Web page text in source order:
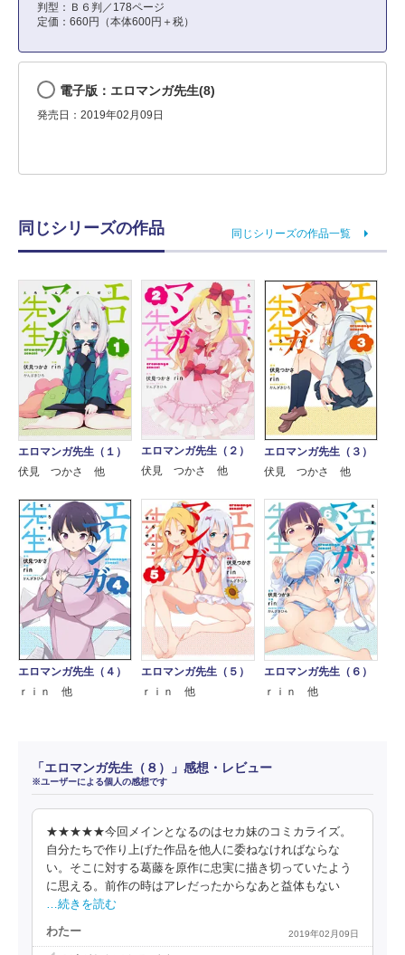
判型：Ｂ６判／178ページ
定価：660円（本体600円＋税）
電子版：エロマンガ先生(8)
発売日：2019年02月09日
同じシリーズの作品 同じシリーズの作品一覧
エロマンガ先生（１）
伏見 つかさ 他
エロマンガ先生（２）
伏見 つかさ 他
エロマンガ先生（３）
伏見 つかさ 他
エロマンガ先生（４）
ｒｉｎ 他
エロマンガ先生（５）
ｒｉｎ 他
エロマンガ先生（６）
ｒｉｎ 他
「エロマンガ先生（８）」感想・レビュー
※ユーザーによる個人の感想です
★★★★★今回メインとなるのはセカ妹のコミカライズ。
自分たちで作り上げた作品を他人に委ねなければならな
い。そこに対する葛藤を原作に忠実に描き切っていたよう
に思える。前作の時はアレだったからなあと益体もない
…続きを読む
わたー 2019年02月09日